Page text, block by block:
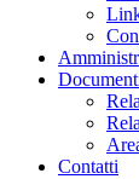
Contatti